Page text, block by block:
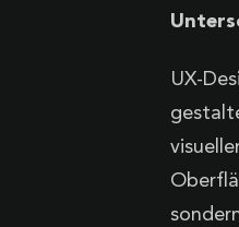
UX-